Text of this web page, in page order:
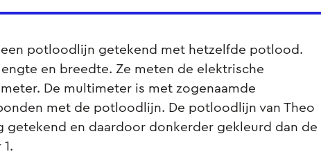
potloodlijn getekend met hetzelfde potlood.
en breedte. Ze meten de elektrische
De multimeter is met zogenaamde
met de potloodlijn. De potloodlijn van Theo
getekend en daardoor donkerder gekleurd dan de